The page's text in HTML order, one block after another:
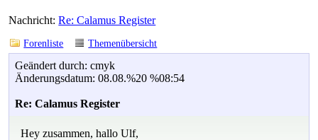
Nachricht:Re: Calamus Register
Forenliste Themenübersicht
Geändert durch: cmyk
Änderungsdatum: 08.08.%20 %08:54
Re: Calamus Register
Hey zusammen, hallo Ulf,